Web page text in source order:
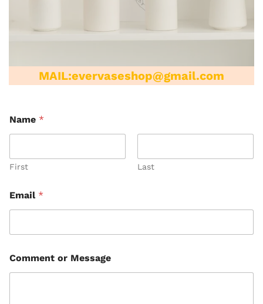
MAIL:evervaseshop@gmail.com
Name *
First Last
Email *
e
s
Comment or Message